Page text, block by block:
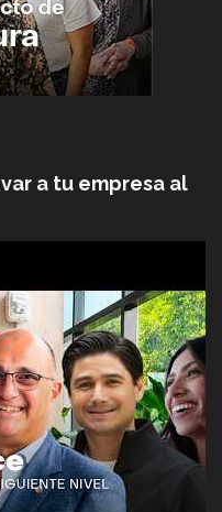
a tu empresa al